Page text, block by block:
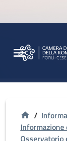
/
Osservatorio